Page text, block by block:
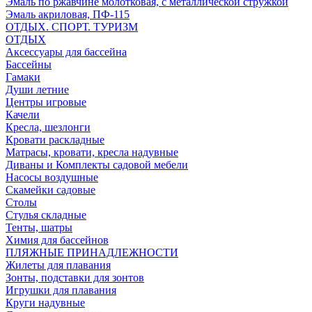
Эмаль акриловая, ПФ-115
ОТДЫХ. СПОРТ. ТУРИЗМ
ОТДЫХ
Аксессуары для бассейна
Бассейны
Гамаки
Души летние
Центры игровые
Качели
Кресла, шезлонги
Кровати раскладные
Матрасы, кровати, кресла надувные
Диваны и Комплекты садовой мебели
Насосы воздушные
Скамейки садовые
Столы
Стулья складные
Тенты, шатры
Химия для бассейнов
ПЛЯЖНЫЕ ПРИНАДЛЕЖНОСТИ
Жилеты для плавания
Зонты, подставки для зонтов
Игрушки для плавания
Круги надувные